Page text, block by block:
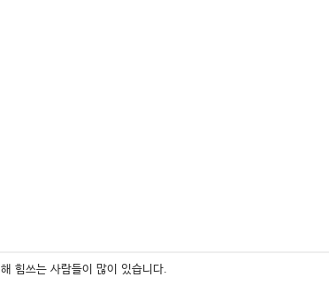
힘쓰는 사람들이 많이 있습니다.